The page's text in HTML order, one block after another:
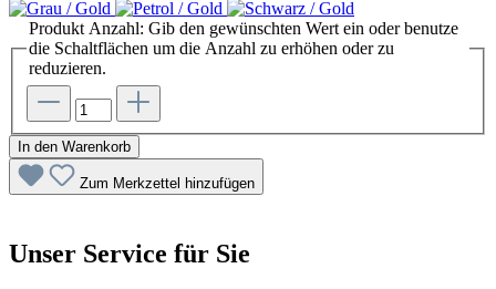
Produkt Anzahl: Gib den gewünschten Wert ein oder benutze
die Schaltflächen um die Anzahl zu erhöhen oder zu
reduzieren.
In den Warenkorb
Zum Merkzettel hinzufügen
Unser Service für Sie